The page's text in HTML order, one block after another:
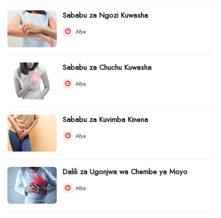
Sababu za Ngozi Kuwasha
Afya
Sababu za Chuchu Kuwasha
Afya
Sababu za Kuvimba Kinena
Afya
Dalili za Ugonjwa wa Chembe ya Moyo
Afya